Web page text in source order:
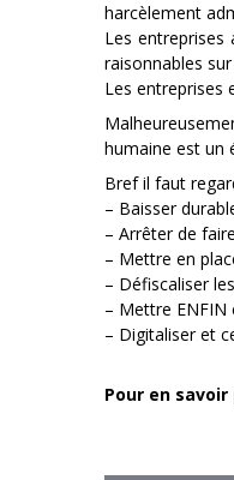
harcèlement
Les
raisonnables
Les entreprises
humaine est un
Bref il faut
– Baisser
– Arrêter de
– Mettre en
– Défiscaliser
– Mettre
– Digitaliser et
Pour en savoir